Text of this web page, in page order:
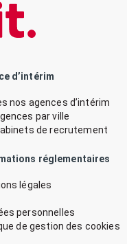
d’intérim
nos agences d’intérim
par ville
de recrutement
réglementaires
légales
personnelles
de gestion des cookies